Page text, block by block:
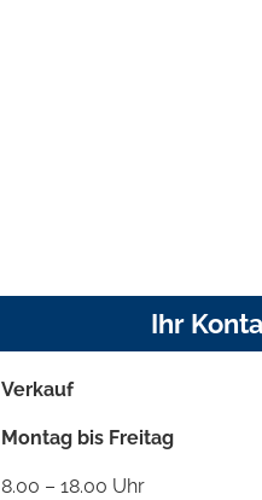
Ihr
Verkauf
Montag bis Freitag
8.00 – 18.00 Uhr